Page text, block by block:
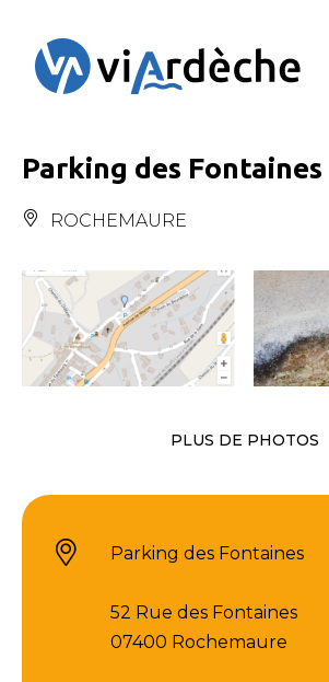
Parking des Fontaines
ROCHEMAURE
PLUS DE PHOTOS
Parking des Fontaines
52 Rue des Fontaines
07400 Rochemaure